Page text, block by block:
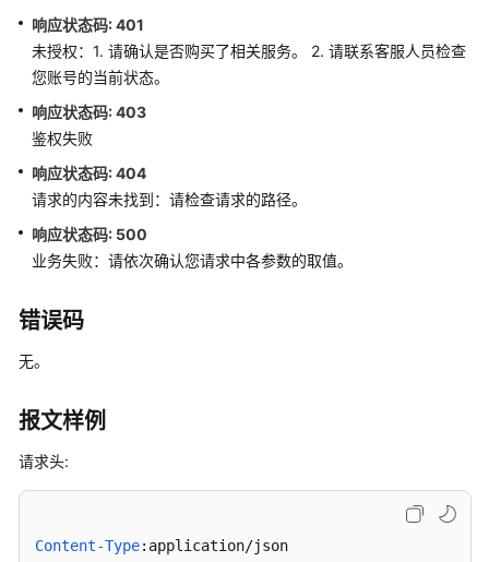
语
音
通
知
功
能
集
成
手
机
听
席）
集
响应状态码: 401
未授权：1. 请确认是否购买了相关服务。 2. 请联系客服人员检查
您账号的当前状态。
响应状态码: 403
鉴权失败
响应状态码: 404
请求的内容未找到：请检查请求的路径。
响应状态码: 500
业务失败：请依次确认您请求中各参数的取值。
错误码
无。
报文样例
请求头:
Content-Type